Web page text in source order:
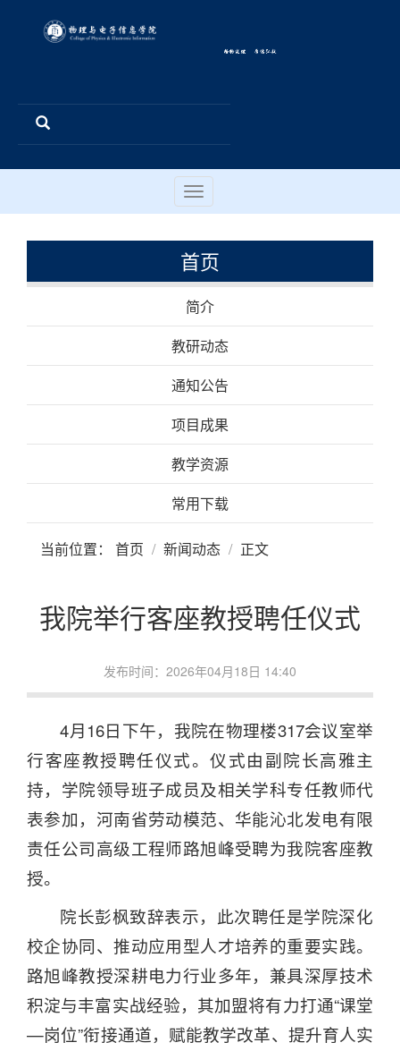
Toggle
navigation
首页
简介
教研动态
通知公告
项目成果
教学资源
常用下载
当前位置： 首页 新闻动态 正文
我院举行客座教授聘任仪式
发布时间：2026年04月18日 14:40
4月16日下午，我院在物理楼317会议室举
行客座教授聘任仪式。仪式由副院长高雅主
持，学院领导班子成员及相关学科专任教师代
表参加，河南省劳动模范、华能沁北发电有限
责任公司高级工程师路旭峰受聘为我院客座教
授。
院长彭枫致辞表示，此次聘任是学院深化
校企协同、推动应用型人才培养的重要实践。
路旭峰教授深耕电力行业多年，兼具深厚技术
积淀与丰富实战经验，其加盟将有力打通“课堂
—岗位”衔接通道，赋能教学改革、提升育人实